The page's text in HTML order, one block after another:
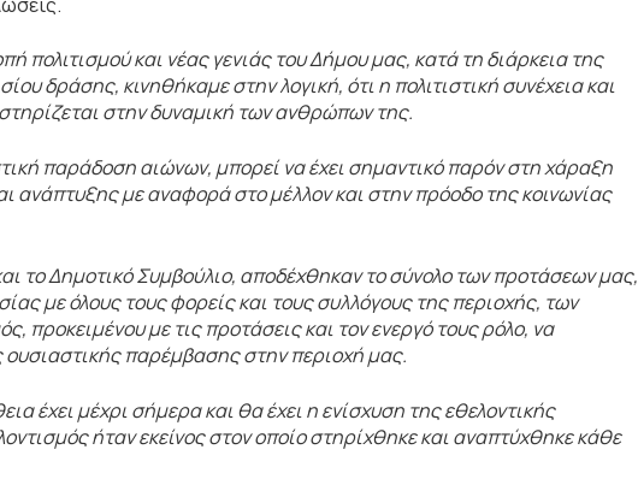
πολιτισμού και νέας γενιάς του Δήμου μας, κατά τη διάρκεια της
δράσης, κινηθήκαμε στην λογική, ότι η πολιτιστική συνέχεια και
στην δυναμική των ανθρώπων της.
παράδοση αιώνων, μπορεί να έχει σημαντικό παρόν στη χάραξη
ανάπτυξης με αναφορά στο μέλλον και στην πρόοδο της κοινωνίας
το Δημοτικό Συμβούλιο, αποδέχθηκαν το σύνολο των προτάσεων μας,
με όλους τους φορείς και τους συλλόγους της περιοχής, των
προκειμένου με τις προτάσεις και τον ενεργό τους ρόλο, να
παρέμβασης στην περιοχή μας.
έχει μέχρι σήμερα και θα έχει η ενίσχυση της εθελοντικής
ήταν εκείνος στον οποίο στηρίχθηκε και αναπτύχθηκε κάθε